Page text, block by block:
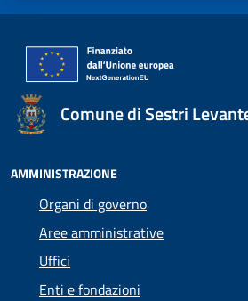
Comune di Sestri
AMMINISTRAZIONE
Organi di governo
Aree amministrative
Uffici
Enti e fondazioni